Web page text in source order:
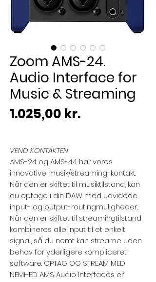
Zoom AMS-24.
Audio Interface for
Music & Streaming
1.025,00 kr.Pris
VEND KONTAKTEN
AMS-24 og AMS-44 har vores
innovative musik/streaming-kontakt.
Når den er skiftet til musiktilstand, kan
du optage i din DAW med udvidede
input- og output-routingmuligheder.
Når den er skiftet til streamingtilstand,
kombineres alle input til et enkelt
signal, så du nemt kan streame uden
behov for yderligere kompliceret
software. OPTAG OG STREAM MED
NEMHED AMS Audio Interfaces er